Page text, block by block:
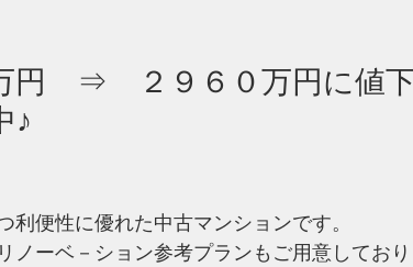
円　⇒　２９６０万円に値
♪
利便性に優れた中古マンションです。
ノーベ－ション参考プランもご用意してお